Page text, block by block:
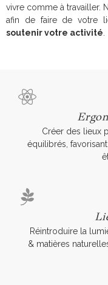
vivre comme à travailler.
afin de faire de votre
soutenir votre activité
Créer des lieux
équilibrés,
Réintroduire la
& matières